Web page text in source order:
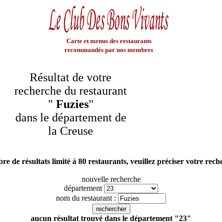
Carte et menus des restaurants
recommandés par nos membres
Résultat de votre
recherche du restaurant
" Fuzies"
dans le département de
la Creuse
de résultats limité à 80 restaurants, veuillez préciser votre
nouvelle recherche
département
nom du restaurant :
aucun résultat trouvé dans le département "23"